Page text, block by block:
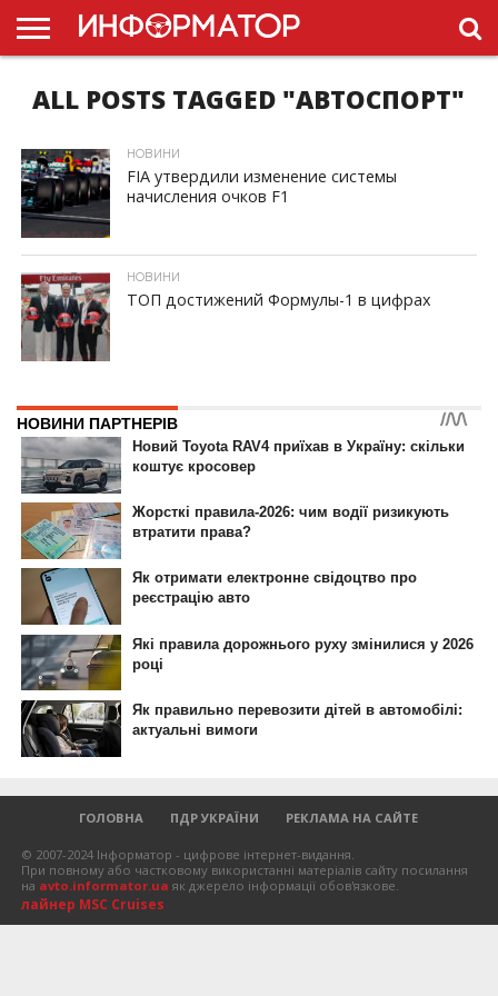
ГОЛОВНА
НОВИНИ
ПДР
УКРАЇНИ
РЕКЛАМА
ПРОЕКТЫ
ALL POSTS TAGGED "АВТОСПОРТ"
ID, "post_views_count", true); if ( $post_views >= 1) { ?>
НОВИНИ
FIA утвердили изменение системы
начисления очков F1
ID, "post_views_count", true); if ( $post_views >= 1) { ?>
НОВИНИ
ТОП достижений Формулы-1 в цифрах
ГОЛОВНА ПДР УКРАЇНИ РЕКЛАМА НА САЙТЕ
© 2007-2024 Інформатор - цифрове інтернет-видання.
При повному або частковому використанні матеріалів сайту посилання
на avto.informator.ua як джерело інформації обов'язкове.
лайнер MSC Cruises